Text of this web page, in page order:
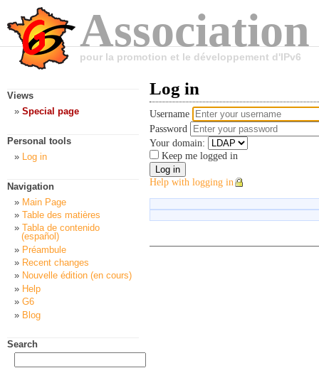
pour la promotion et le développement d'IPv6
Log in
Username
Password
Your domain:
Keep me logged in
Help with logging in
Views
Special page
Personal tools
Log in
Navigation
Main Page
Table des matières
Tabla de contenido
(español)
Préambule
Recent changes
Nouvelle édition (en cours)
Help
G6
Blog
Search